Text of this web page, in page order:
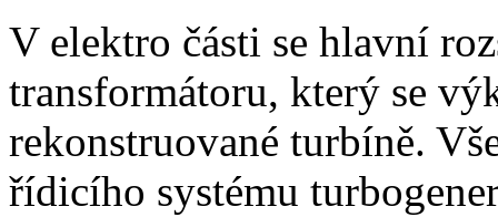
V elektro části se hlavní
transformátoru, který se
rekonstruované turbíně.
řídicího systému